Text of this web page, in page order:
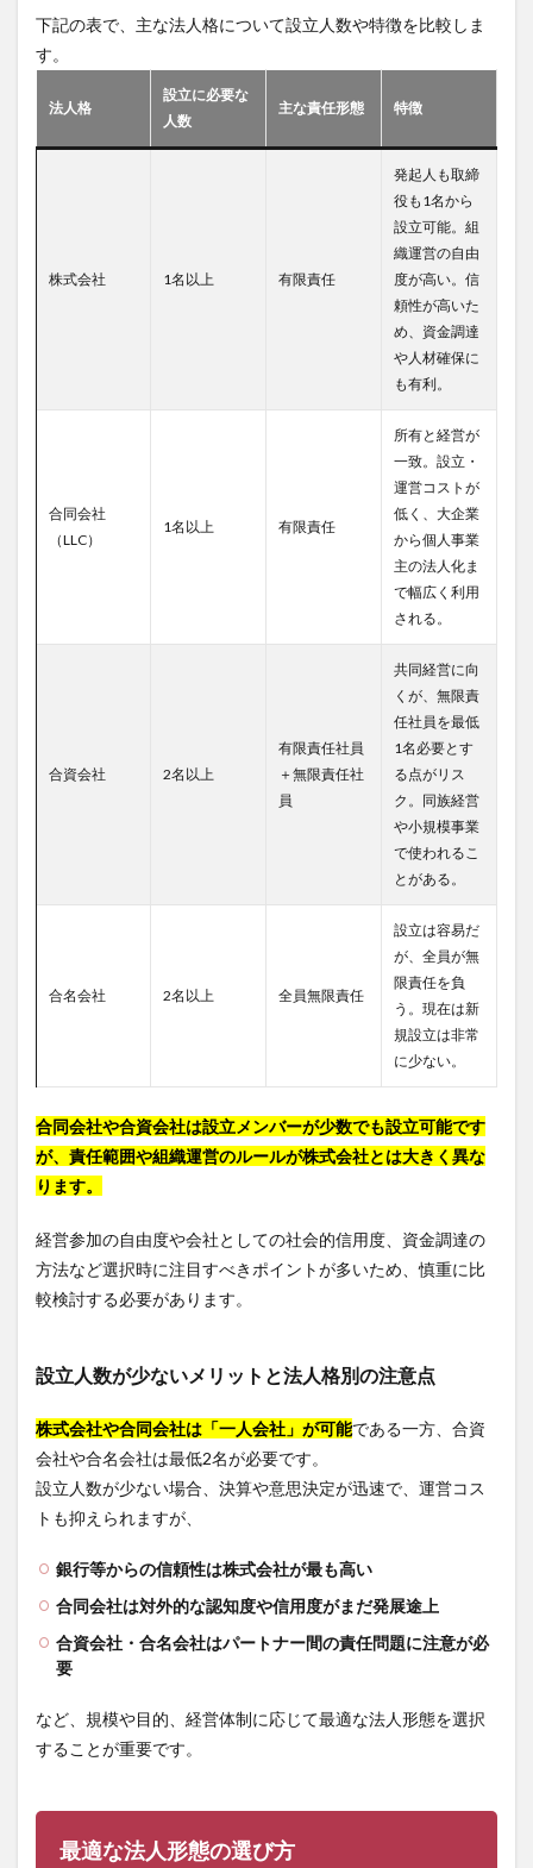
下記の表で、主な法人格について設立人数や特徴を比較しま
す。
法人格
設立に必要な
人数
主な責任形態 特徴
株式会社 1名以上 有限責任
発起人も取締
役も1名から
設立可能。組
織運営の自由
度が高い。信
頼性が高いた
め、資金調達
や人材確保に
も有利。
合同会社
（LLC）
1名以上 有限責任
所有と経営が
一致。設立・
運営コストが
低く、大企業
から個人事業
主の法人化ま
で幅広く利用
される。
合資会社 2名以上
有限責任社員
＋無限責任社
員
共同経営に向
くが、無限責
任社員を最低
1名必要とす
る点がリス
ク。同族経営
や小規模事業
で使われるこ
とがある。
合名会社 2名以上 全員無限責任
設立は容易だ
が、全員が無
限責任を負
う。現在は新
規設立は非常
に少ない。
合同会社や合資会社は設立メンバーが少数でも設立可能です
が、責任範囲や組織運営のルールが株式会社とは大きく異な
ります。
経営参加の自由度や会社としての社会的信用度、資金調達の
方法など選択時に注目すべきポイントが多いため、慎重に比
較検討する必要があります。
設立人数が少ないメリットと法人格別の注意点
株式会社や合同会社は「一人会社」が可能である一方、合資
会社や合名会社は最低2名が必要です。
設立人数が少ない場合、決算や意思決定が迅速で、運営コス
トも抑えられますが、
銀行等からの信頼性は株式会社が最も高い
合同会社は対外的な認知度や信用度がまだ発展途上
合資会社・合名会社はパートナー間の責任問題に注意が必
要
など、規模や目的、経営体制に応じて最適な法人形態を選択
することが重要です。
最適な法人形態の選び方